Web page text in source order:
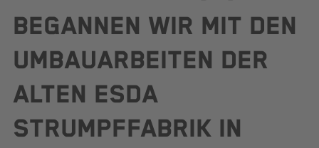
BEGANNEN WIR MIT DEN
UMBAUARBEITEN DER
ALTEN ESDA
STRUMPFFABRIK IN